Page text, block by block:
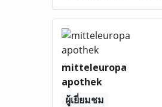
mitteleuropa
apothek
ผู้เยี่ยมชม